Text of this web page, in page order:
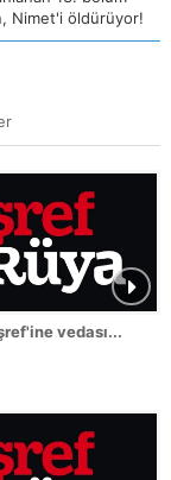
Nimet'i öldürüyor!
vedası...